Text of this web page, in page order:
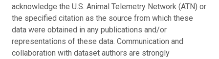
acknowledge the U.S. Animal Telemetry Network (ATN) or
the specified citation as the source from which these
data were obtained in any publications and/or
representations of these data. Communication and
collaboration with dataset authors are strongly